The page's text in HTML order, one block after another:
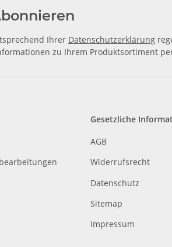
Ihrer Datenschutzerklärung
zu Ihrem Produktsortiment
Gesetzliche
AGB
Widerrufsrecht
Datenschutz
Sitemap
Impressum